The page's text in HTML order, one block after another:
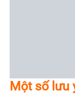
Một số lưu